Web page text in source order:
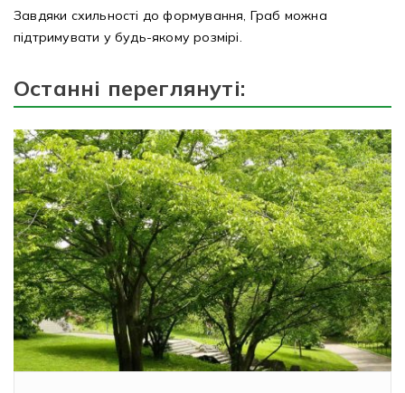
Завдяки схильності до формування, Граб можна
підтримувати у будь-якому розмірі.
Останні переглянуті: